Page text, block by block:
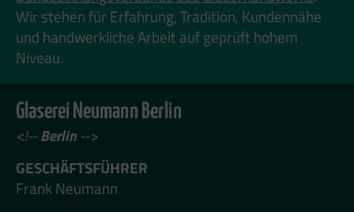
Wir stehen für Erfahrung, Tradition, Kundennähe
und handwerkliche Arbeit auf geprüft hohem
Niveau.
Glaserei Neumann Berlin
<!--Berlin -->
GESCHÄFTSFÜHRER
Frank Neumann